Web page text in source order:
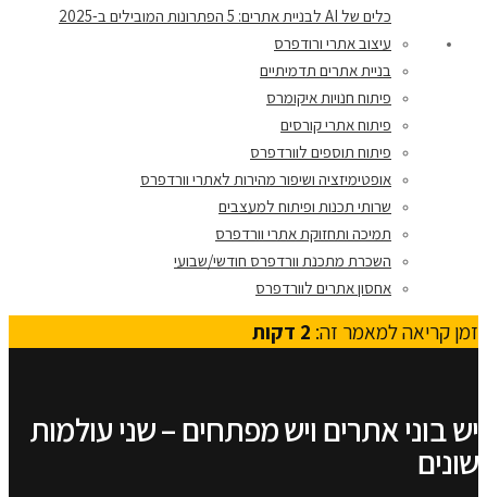
כלים של AI לבניית אתרים: 5 הפתרונות המובילים ב-2025
עיצוב אתרי ורודפרס
בניית אתרים תדמיתיים
פיתוח חנויות איקומרס
פיתוח אתרי קורסים
פיתוח תוספים לוורדפרס
אופטימיזציה ושיפור מהירות לאתרי וורדפרס
שרותי תכנות ופיתוח למעצבים
תמיכה ותחזוקת אתרי וורדפרס
השכרת מתכנת וורדפרס חודשי/שבועי
אחסון אתרים לוורדפרס
זמן קריאה למאמר זה: 2 דקות
יש בוני אתרים ויש מפתחים – שני עולמות
שונים